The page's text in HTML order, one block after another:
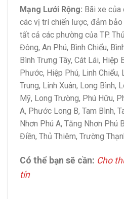
Mạng Lưới Rộng: Bãi xe
các vị trí chiến lược, đảm
tất cả các phường của TP.
Đông, An Phú, Bình Chiểu,
Bình Trưng Tây, Cát Lái, Hiệp
Phước, Hiệp Phú, Linh Chiểu,
Trung, Linh Xuân, Long Bình,
Mỹ, Long Trường, Phú Hữu,
A, Phước Long B, Tam Bình,
Nhơn Phú A, Tăng Nhơn Phú
Điền, Thủ Thiêm, Trường
Có thể bạn sẽ cần: Cho
tín